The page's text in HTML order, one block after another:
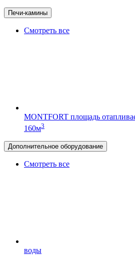
Печи-камины
Смотреть все
MONTFORT площадь
160м3
Дополнительное оборудование
Смотреть все
воды